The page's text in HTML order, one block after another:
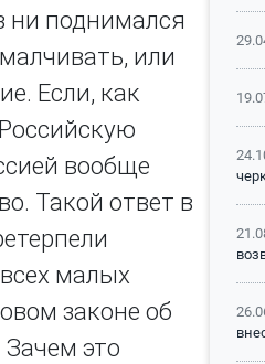
ни поднимался
или
Если, как
вообще
Такой ответ в
малых
законе об
это